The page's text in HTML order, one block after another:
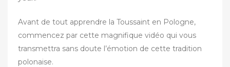
Avant de tout apprendre la Toussaint en Pologne,
commencez par cette magnifique vidéo qui vous
transmettra sans doute l’émotion de cette tradition
polonaise.